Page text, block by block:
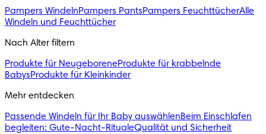
Pampers WindelnPampers PantsPampers FeuchttücherAlle
Windeln und Feuchttücher
Nach Alter filtern
Produkte für NeugeboreneProdukte für krabbelnde
BabysProdukte für Kleinkinder
Mehr entdecken
Passende Windeln für Ihr Baby auswählenBeim Einschlafen
begleiten: Gute-Nacht-RitualeQualität und Sicherheit